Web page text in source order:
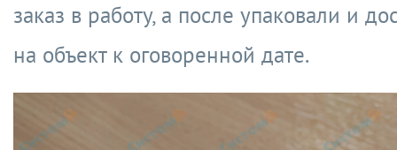
заказ в работу, а после упаковали и
на объект к оговоренной дате.